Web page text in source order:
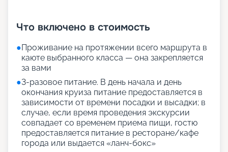
Что включено в стоимость
●Проживание на протяжении всего маршрута в
каюте выбранного класса — она закрепляется
за вами
●3-разовое питание. В день начала и день
окончания круиза питание предоставляется в
зависимости от времени посадки и высадки; в
случае, если время проведения экскурсии
совпадает со временем приема пищи, гостю
предоставляется питание в ресторане/кафе
города или выдается «ланч-бокс»